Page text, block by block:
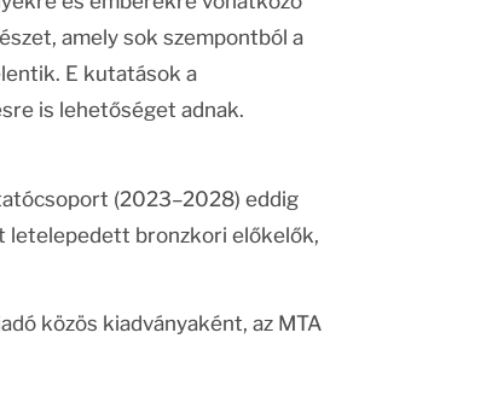
amely sok szempontból a
E kutatások a
is lehetőséget adnak.
(2023–2028) eddig
letelepedett bronzkori előkelők,
közös kiadványaként, az MTA